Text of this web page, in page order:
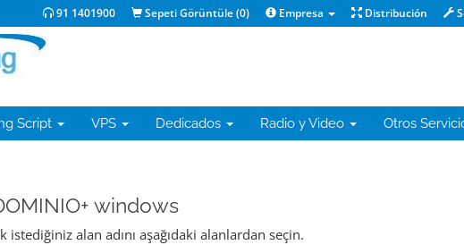
91 1401900 Sepeti Görüntüle (0) Empresa Distribución
Script VPS Dedicados Radio y Video Otros
windows
alan adını aşağıdaki alanlardan seçin.